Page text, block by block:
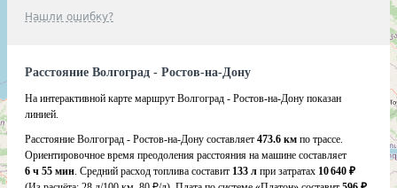
Нашли ошибку?
Расстояние Волгоград - Ростов-на-Дону
На интерактивной карте маршрут Волгоград - Ростов-на-Дону показан
линией.
Расстояние Волгоград - Ростов-на-Дону составляет 473.6 км по трассе.
Ориентировочное время преодоления расстояния на машине составляет
6 ч 55 мин. Средний расход топлива составит 133 л при затратах 10 640 ₽